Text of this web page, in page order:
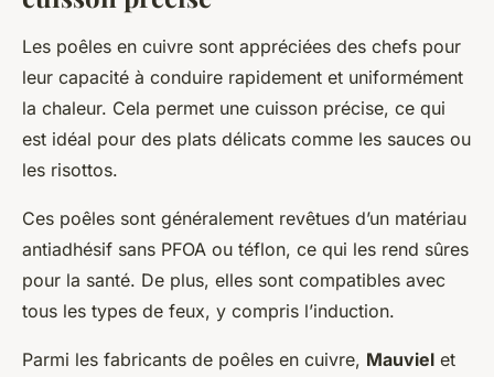
Les poêles en cuivre sont appréciées des chefs pour
leur capacité à conduire rapidement et uniformément
la chaleur. Cela permet une cuisson précise, ce qui
est idéal pour des plats délicats comme les sauces ou
les risottos.
Ces poêles sont généralement revêtues d’un matériau
antiadhésif sans PFOA ou téflon, ce qui les rend sûres
pour la santé. De plus, elles sont compatibles avec
tous les types de feux, y compris l’induction.
Parmi les fabricants de poêles en cuivre, Mauviel et